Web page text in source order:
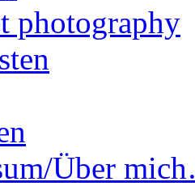
photography
Über